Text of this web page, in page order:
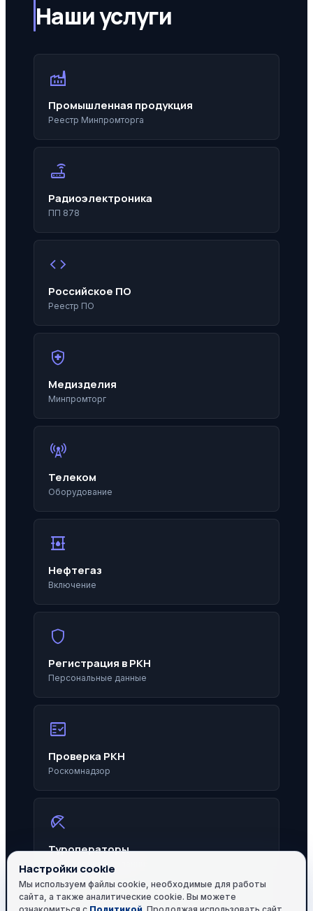
Наши услуги
factory
Промышленная продукция
Реестр Минпромторга
router
Радиоэлектроника
ПП 878
code
Российское ПО
Реестр ПО
health_and_safety
Медизделия
Минпромторг
cell_tower
Телеком
Оборудование
oil_barrel
Нефтегаз
Включение
shield
Регистрация в РКН
Персональные данные
fact_check
Проверка РКН
Роскомнадзор
beach_access
Туроператоры
Добавление компаний
Настройки cookie
Мы используем файлы cookie, необходимые для работы
сайта, а также аналитические cookie. Вы можете